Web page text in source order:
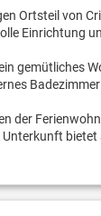
Ortsteil von
Einrichtung
gemütliches
der